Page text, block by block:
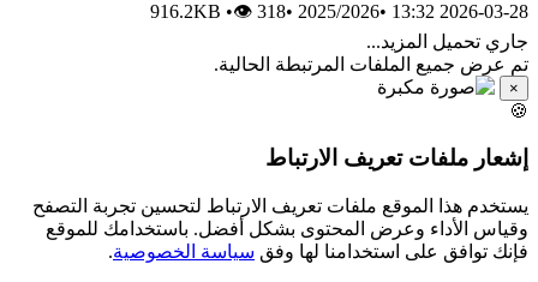
2026-03-28 13:32
•
2025/2026
•
916.2KB •👁 318
جاري تحميل المزيد...
تم عرض جميع الملفات المرتبطة الحالية.
×
🍪
إشعار ملفات تعريف الارتباط
يستخدم هذا الموقع ملفات تعريف الارتباط لتحسين تجربة التصفح
وقياس الأداء وعرض المحتوى بشكل أفضل. باستخدامك للموقع
فإنك توافق على استخدامنا لها وفق سياسة الخصوصية.